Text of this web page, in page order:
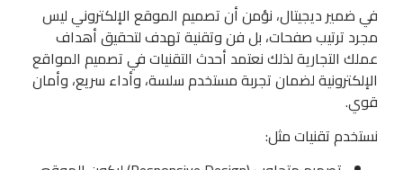
في ضمير ديجيتال، نؤمن أن تصميم الموقع الإلكتروني ليس
مجرد ترتيب صفحات، بل فن وتقنية تهدف لتحقيق أهداف
عملك التجارية لذلك نعتمد أحدث التقنيات في تصميم المواقع
الإلكترونية لضمان تجربة مستخدم سلسة، وأداء سريع، وأمان
قوي.
نستخدم تقنيات مثل: